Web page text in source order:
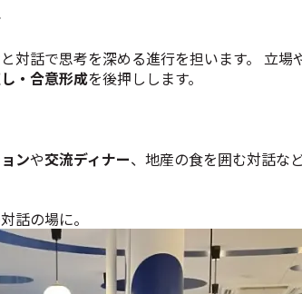
対話で思考を深める進行を担います。 立場
・合意形成を後押しします。
ンや交流ディナー、地産の食を囲む対話な
話の場に。